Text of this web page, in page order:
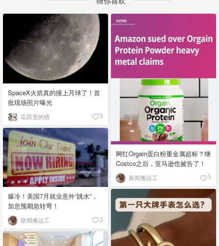
SpaceX火箭真的撞上月球了！首
批现场照片曝光
瓜田里的猹 5
网红Orgain蛋白粉重金属超标？继
Costco之后，亚马逊也被告了！
新闻搬运工 5
爆冷！美国7月就业意外“跳水”，
加息预期急转弯！
新闻搬运工 2